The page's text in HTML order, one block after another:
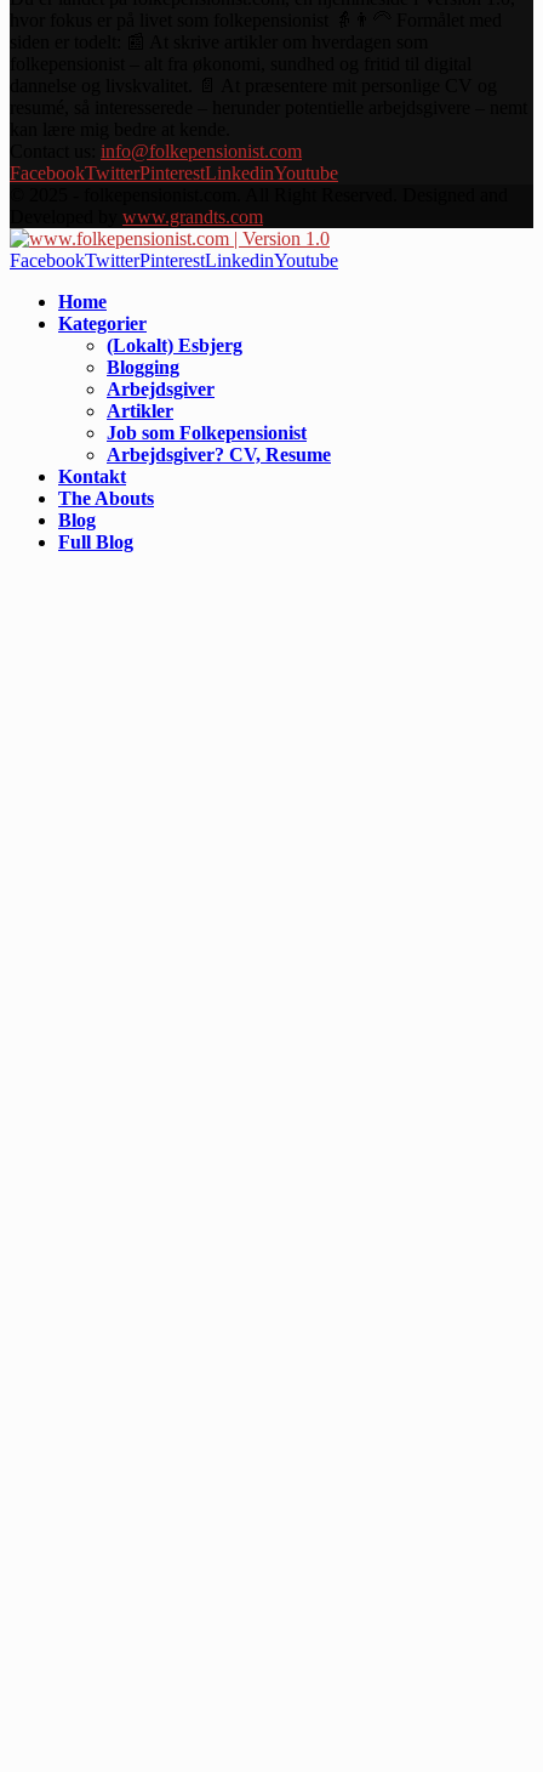
info@folkepensionist.com
FacebookTwitterPinterestLinkedinYoutube
www.grandts.com
FacebookTwitterPinterestLinkedinYoutube
Home
Kategorier
(Lokalt) Esbjerg
Blogging
Arbejdsgiver
Artikler
Job som Folkepensionist
Arbejdsgiver? CV, Resume
Kontakt
The Abouts
Blog
Full Blog